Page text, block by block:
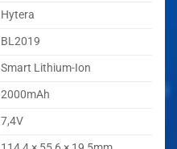
Hytera
BL2019
Smart Lithium-Ion
2000mAh
7,4V